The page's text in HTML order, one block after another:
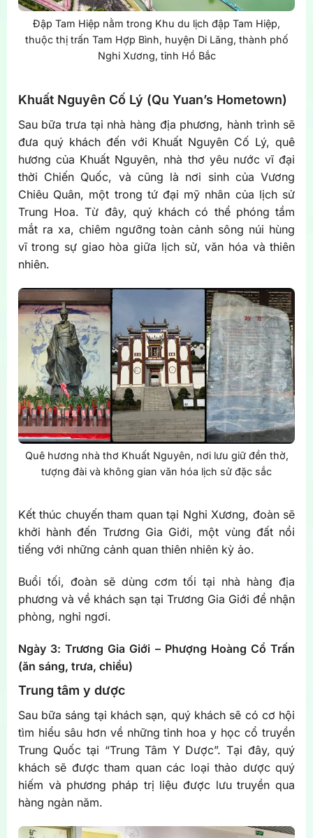
Đập Tam Hiệp nằm trong Khu du lịch đập Tam Hiệp,
thuộc thị trấn Tam Hợp Bình, huyện Di Lăng, thành phố
Nghi Xương, tỉnh Hồ Bắc
Khuất Nguyên Cố Lý (Qu Yuan’s Hometown)
Sau bữa trưa tại nhà hàng địa phương, hành trình sẽ
đưa quý khách đến với Khuất Nguyên Cố Lý, quê
hương của Khuất Nguyên, nhà thơ yêu nước vĩ đại
thời Chiến Quốc, và cũng là nơi sinh của Vương
Chiêu Quân, một trong tứ đại mỹ nhân của lịch sử
Trung Hoa. Từ đây, quý khách có thể phóng tầm
mắt ra xa, chiêm ngưỡng toàn cảnh sông núi hùng
vĩ trong sự giao hòa giữa lịch sử, văn hóa và thiên
nhiên.
Quê hương nhà thơ Khuất Nguyên, nơi lưu giữ đền thờ,
tượng đài và không gian văn hóa lịch sử đặc sắc
Kết thúc chuyến tham quan tại Nghi Xương, đoàn sẽ
khởi hành đến Trương Gia Giới, một vùng đất nổi
tiếng với những cảnh quan thiên nhiên kỳ ảo.
Buổi tối, đoàn sẽ dùng cơm tối tại nhà hàng địa
phương và về khách sạn tại Trương Gia Giới để nhận
phòng, nghỉ ngơi.
Ngày 3: Trương Gia Giới – Phượng Hoàng Cổ Trấn
(ăn sáng, trưa, chiều)
Trung tâm y dược
Sau bữa sáng tại khách sạn, quý khách sẽ có cơ hội
tìm hiểu sâu hơn về những tinh hoa y học cổ truyền
Trung Quốc tại “Trung Tâm Y Dược”. Tại đây, quý
khách sẽ được tham quan các loại thảo dược quý
hiếm và phương pháp trị liệu được lưu truyền qua
hàng ngàn năm.